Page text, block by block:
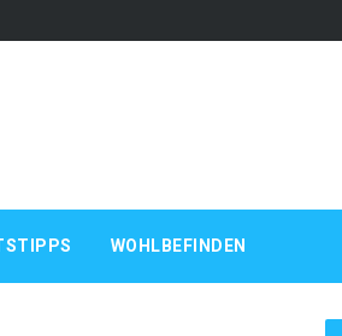
WOHLBEFINDEN